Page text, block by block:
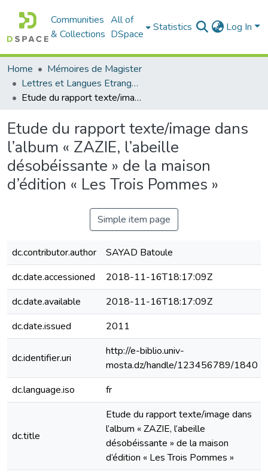
Communities
& Collections
All of
DSpace
Statistics Log In
Home
Mémoires de Magister
Lettres et Langues Etrangères - اللغات الأجنبية
Etude du rapport texte/image dans l’album « ZAZIE, l’abeille désobéissante » de la maison d’édition « Les Trois Pommes »
Etude du rapport texte/image dans
l’album « ZAZIE, l’abeille
désobéissante » de la maison
d’édition « Les Trois Pommes »
Simple item page
dc.contributor.author
SAYAD Batoule
dc.date.accessioned
2018-11-16T18:17:09Z
dc.date.available
2018-11-16T18:17:09Z
dc.date.issued
2011
dc.identifier.uri
http://e-biblio.univ-
mosta.dz/handle/123456789/1840
dc.language.iso
fr
dc.title
Etude du rapport texte/image dans
l’album « ZAZIE, l’abeille
désobéissante » de la maison
d’édition « Les Trois Pommes »